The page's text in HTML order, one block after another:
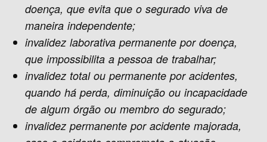
doença, que evita que o segurado viva de
maneira independente;
invalidez laborativa permanente por doença,
que impossibilita a pessoa de trabalhar;
invalidez total ou permanente por acidentes,
quando há perda, diminuição ou incapacidade
de algum órgão ou membro do segurado;
invalidez permanente por acidente majorada,